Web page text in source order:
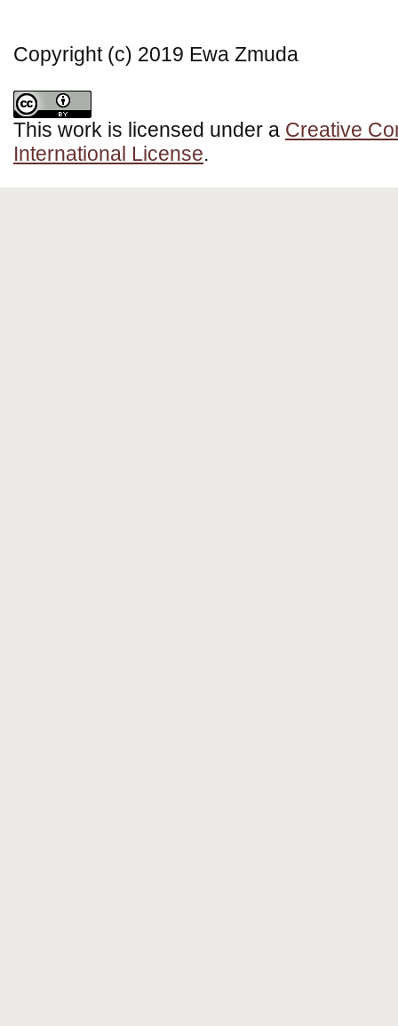
Copyright (c) 2019 Ewa Zmuda
This work is licensed under a Creative
International License.